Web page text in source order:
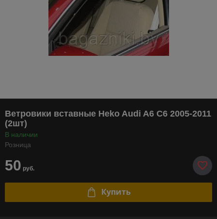
Ветровики вставные Heko Audi A6 C6 2005-2011
(2шт)
В наличии
Розница
50 руб.
Купить